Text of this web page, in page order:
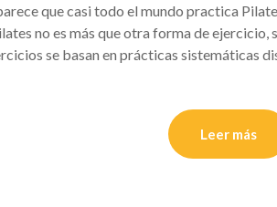
que casi todo el mundo practica
no es más que otra forma de
se basan en prácticas sistemáticas
Leer más